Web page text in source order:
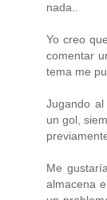
nada..
Yo creo
comentar
tema me
Jugando
un gol,
Me
almacena